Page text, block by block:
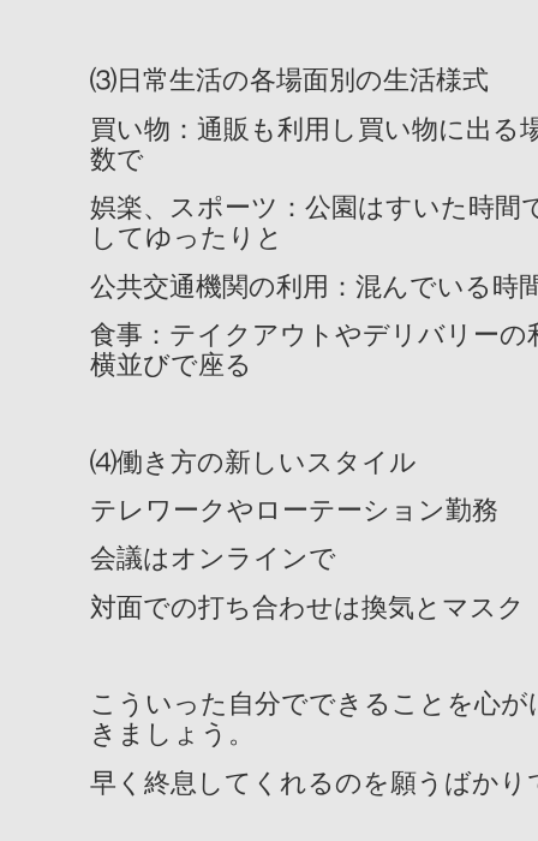
⑶日常生活の各場面別の生活様式
買い物：通販も利用し買い物に出る
数で
娯楽、スポーツ：公園はすいた時間
してゆったりと
公共交通機関の利用：混んでいる時
食事：テイクアウトやデリバリーの
横並びで座る
⑷働き方の新しいスタイル
テレワークやローテーション勤務
会議はオンラインで
対面での打ち合わせは換気とマスク
こういった自分でできることを心
きましょう。
早く終息してくれるのを願うばかり